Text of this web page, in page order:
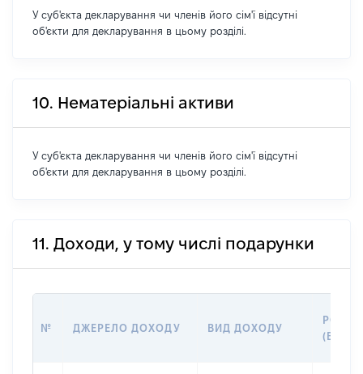
У суб'єкта декларування чи членів його сім'ї відсутні
об'єкти для декларування в цьому розділі.
10. Нематеріальні активи
У суб'єкта декларування чи членів його сім'ї відсутні
об'єкти для декларування в цьому розділі.
11. Доходи, у тому числі подарунки
№ ДЖЕРЕЛО ДОХОДУ ВИД ДОХОДУ